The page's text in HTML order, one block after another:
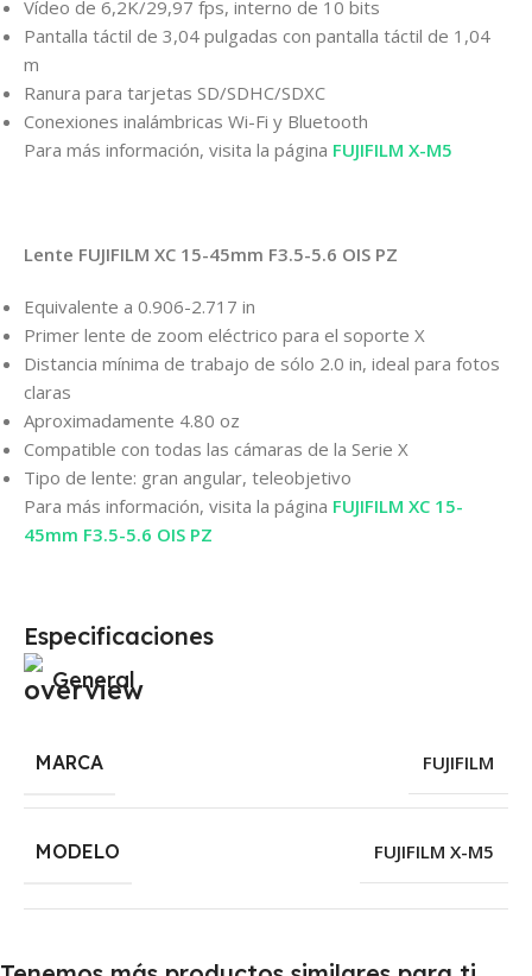
Vídeo de 6,2K/29,97 fps, interno de 10 bits
Pantalla táctil de 3,04 pulgadas con pantalla táctil de 1,04
m
Ranura para tarjetas SD/SDHC/SDXC
Conexiones inalámbricas Wi-Fi y Bluetooth
Para más información, visita la página FUJIFILM X-M5
Lente FUJIFILM XC 15-45mm F3.5-5.6 OIS PZ
Equivalente a 0.906-2.717 in
Primer lente de zoom eléctrico para el soporte X
Distancia mínima de trabajo de sólo 2.0 in, ideal para fotos
claras
Aproximadamente 4.80 oz
Compatible con todas las cámaras de la Serie X
Tipo de lente: gran angular, teleobjetivo
Para más información, visita la página FUJIFILM XC 15-
45mm F3.5-5.6 OIS PZ
Especificaciones
General
MARCA FUJIFILM
MODELO FUJIFILM X-M5